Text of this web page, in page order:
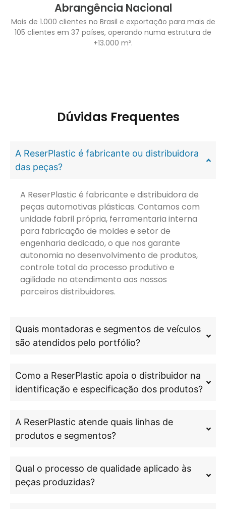
Abrangência Nacional
Mais de 1.000 clientes no Brasil e exportação para mais de
105 clientes em 37 países, operando numa estrutura de
+13.000 m².
Dúvidas Frequentes
A ReserPlastic é fabricante ou distribuidora
das peças?
A ReserPlastic é fabricante e distribuidora de
peças automotivas plásticas. Contamos com
unidade fabril própria, ferramentaria interna
para fabricação de moldes e setor de
engenharia dedicado, o que nos garante
autonomia no desenvolvimento de produtos,
controle total do processo produtivo e
agilidade no atendimento aos nossos
parceiros distribuidores.
Quais montadoras e segmentos de veículos
são atendidos pelo portfólio?
Como a ReserPlastic apoia o distribuidor na
identificação e especificação dos produtos?
A ReserPlastic atende quais linhas de
produtos e segmentos?
Qual o processo de qualidade aplicado às
peças produzidas?